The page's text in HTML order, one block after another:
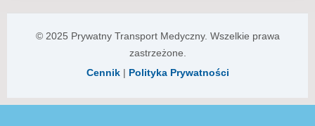
© 2025 Prywatny Transport Medyczny. Wszelkie prawa
zastrzeżone.
Cennik| Polityka Prywatności